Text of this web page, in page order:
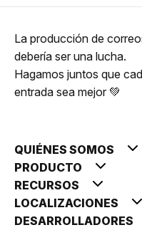
La producción de
debería ser una lucha.
Hagamos juntos que
entrada sea mejor 💚
QUIÉNES SOMOS
PRODUCTO
RECURSOS
LOCALIZACIONES
DESARROLLADORES